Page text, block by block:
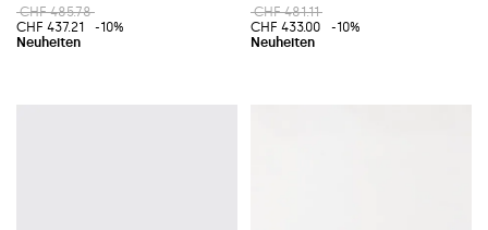
CHF 485.78
CHF 437.21
-10%
CHF 481.11
CHF 433.00
-10%